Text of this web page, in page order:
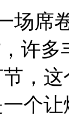
场席
许
，
个